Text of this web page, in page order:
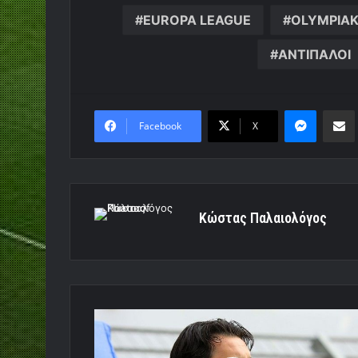
EUROPA LEAGUE
ΑΝΤΙΠΑΛΟΙ
Facebook X
Κώστας Παλαιολόγος
είμαστε
όλο